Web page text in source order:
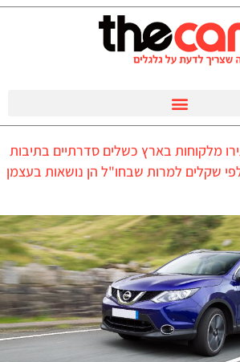
מלקוחות בארץ כשלים סדרתיים בתיבות
שקלים למרות שבחו"ל הן נושאות בעצמן